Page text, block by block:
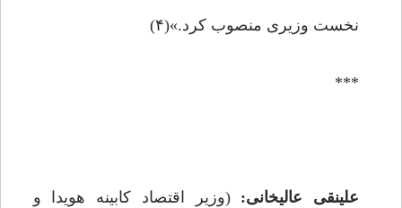
نخست وزیری منصوب کرد.»(۴)
***
علینقی عالیخانی:(وزیر اقتصاد کابینه هویدا و